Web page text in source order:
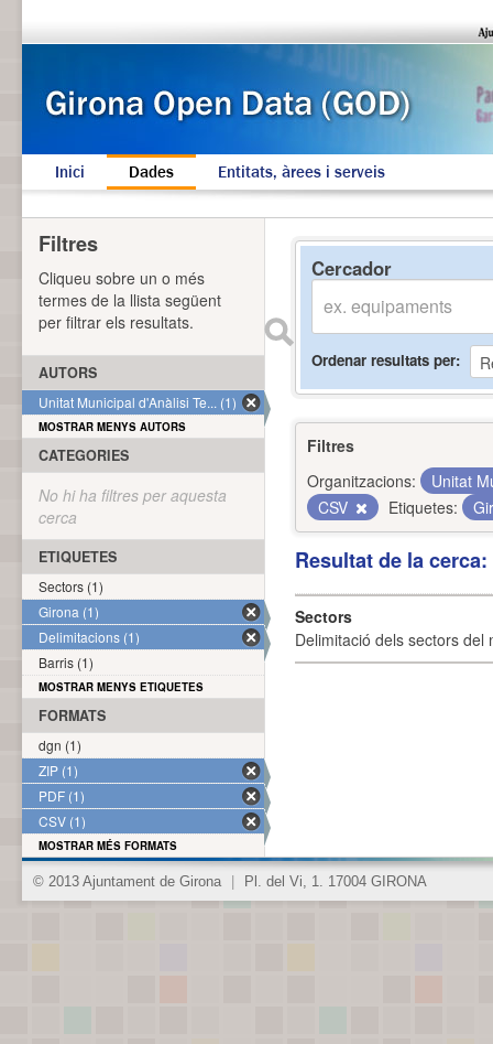
Inici Dades Entitats, àrees i serveis
Cercador
Ordenar resultats per
Filtres
Organitzacions:
Unitat
CSV
Etiquetes:
Resultat de la
Sectors
Delimitació dels sectors del
Filtres
Cliqueu sobre un o més
termes de la llista següent
per filtrar els resultats.
AUTORS
Unitat Municipal d'Anàlisi Te... (1)
MOSTRAR MENYS AUTORS
CATEGORIES
No hi ha filtres per aquesta
cerca
ETIQUETES
Sectors (1)
Girona (1)
Delimitacions (1)
Barris (1)
MOSTRAR MENYS ETIQUETES
FORMATS
dgn (1)
ZIP (1)
PDF (1)
CSV (1)
MOSTRAR MÉS FORMATS
© 2013 Ajuntament de Girona Pl. del Vi, 1. 17004 GIRONA